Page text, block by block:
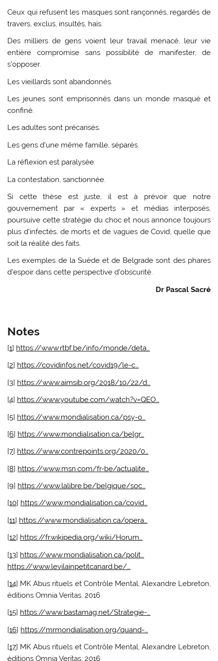
Ceux qui refusent les masques sont rançonnés, regardés de
travers, exclus, insultés, haïs.
Des milliers de gens voient leur travail menacé, leur vie
entière compromise sans possibilité de manifester, de
s’opposer.
Les vieillards sont abandonnés.
Les jeunes sont emprisonnés dans un monde masqué et
confiné.
Les adultes sont précarisés.
Les gens d’une même famille, séparés.
La réflexion est paralysée.
La contestation, sanctionnée.
Si cette thèse est juste, il est à prévoir que notre
gouvernement par « experts » et médias interposés,
poursuive cette stratégie du choc et nous annonce toujours
plus d’infectés, de morts et de vagues de Covid, quelle que
soit la réalité des faits.
Les exemples de la Suède et de Belgrade sont des phares
d’espoir dans cette perspective d’obscurité.
Dr Pascal Sacré
Notes
[1] https://www.rtbf.be/info/monde/deta…
[2] https://covidinfos.net/covid19/le-c…
[3] https://www.aimsib.org/2018/10/22/d…
[4] https://www.youtube.com/watch?v=QEO…
[5] https://www.mondialisation.ca/psy-o…
[6] https://www.mondialisation.ca/belgr…
[7] https://www.contrepoints.org/2020/0…
[8] https://www.msn.com/fr-be/actualite…
[9] https://www.lalibre.be/belgique/soc…
[10] https://www.mondialisation.ca/covid…
[11] https://www.mondialisation.ca/opera…
[12] https://fr.wikipedia.org/wiki/Horum…
[13] https://www.mondialisation.ca/polit…
https://www.levilainpetitcanard.be/…
[14] MK Abus rituels et Contrôle Mental, Alexandre Lebreton,
éditions Omnia Veritas, 2016
[15] https://www.bastamag.net/Strategie-…
[16] https://mrmondialisation.org/quand-…
[17] MK Abus rituels et Contrôle Mental, Alexandre Lebreton,
éditions Omnia Veritas, 2016